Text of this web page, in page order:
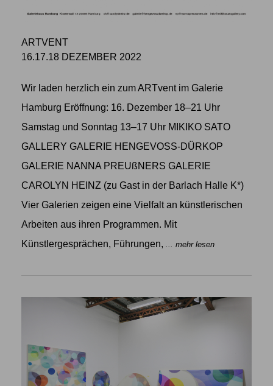
ARTVENT
16.17.18 DEZEMBER 2022
Wir laden herzlich ein zum ARTvent im Galerie
Hamburg Eröffnung: 16. Dezember 18–21 Uhr
Samstag und Sonntag 13–17 Uhr MIKIKO SATO
GALLERY GALERIE HENGEVOSS-DÜRKOP
GALERIE NANNA PREUßNERS GALERIE
CAROLYN HEINZ (zu Gast in der Barlach Halle K*)
Vier Galerien zeigen eine Vielfalt an künstlerischen
Arbeiten aus ihren Programmen. Mit
Künstlergesprächen, Führungen, ... mehr lesen